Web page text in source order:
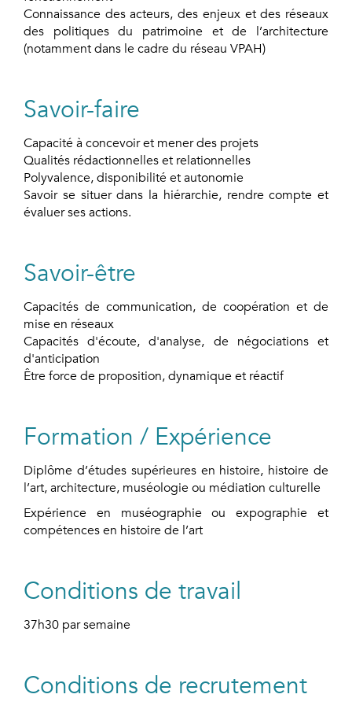
Connaissance des acteurs, des enjeux et des réseaux
des politiques du patrimoine et de l’architecture
(notamment dans le cadre du réseau VPAH)
Savoir-faire
Capacité à concevoir et mener des projets
Qualités rédactionnelles et relationnelles
Polyvalence, disponibilité et autonomie
Savoir se situer dans la hiérarchie, rendre compte et
évaluer ses actions.
Savoir-être
Capacités de communication, de coopération et de
mise en réseaux
Capacités d'écoute, d'analyse, de négociations et
d'anticipation
Être force de proposition, dynamique et réactif
Formation / Expérience
Diplôme d’études supérieures en histoire, histoire de
l’art, architecture, muséologie ou médiation culturelle
Expérience en muséographie ou expographie et
compétences en histoire de l’art
Conditions de travail
37h30 par semaine
Conditions de recrutement